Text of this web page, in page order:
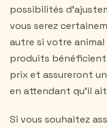
possibilités
vous serez
autre si votre
produits
prix et assureront
en attendant qu'il
Si vous souhaitez